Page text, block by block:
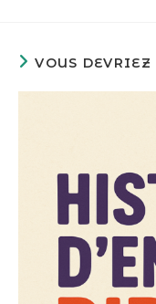
VOUS